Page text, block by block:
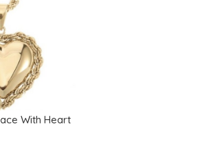
With Heart